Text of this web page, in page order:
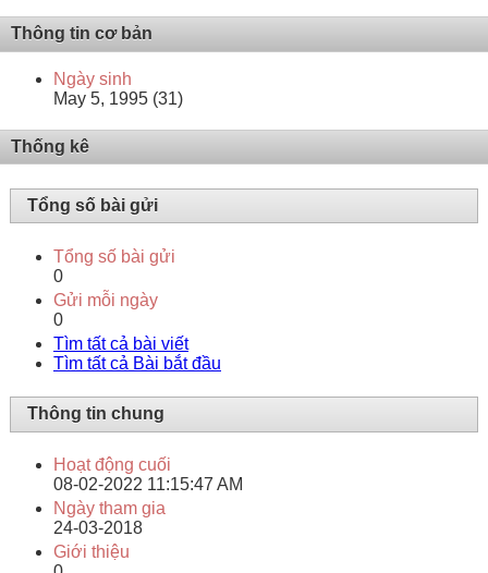
Thông tin cơ bản
Ngày sinh
May 5, 1995 (31)
Thống kê
Tổng số bài gửi
Tổng số bài gửi
0
Gửi mỗi ngày
0
Tìm tất cả bài viết
Tìm tất cả Bài bắt đầu
Thông tin chung
Hoạt động cuối
08-02-2022 11:15:47 AM
Ngày tham gia
24-03-2018
Giới thiệu